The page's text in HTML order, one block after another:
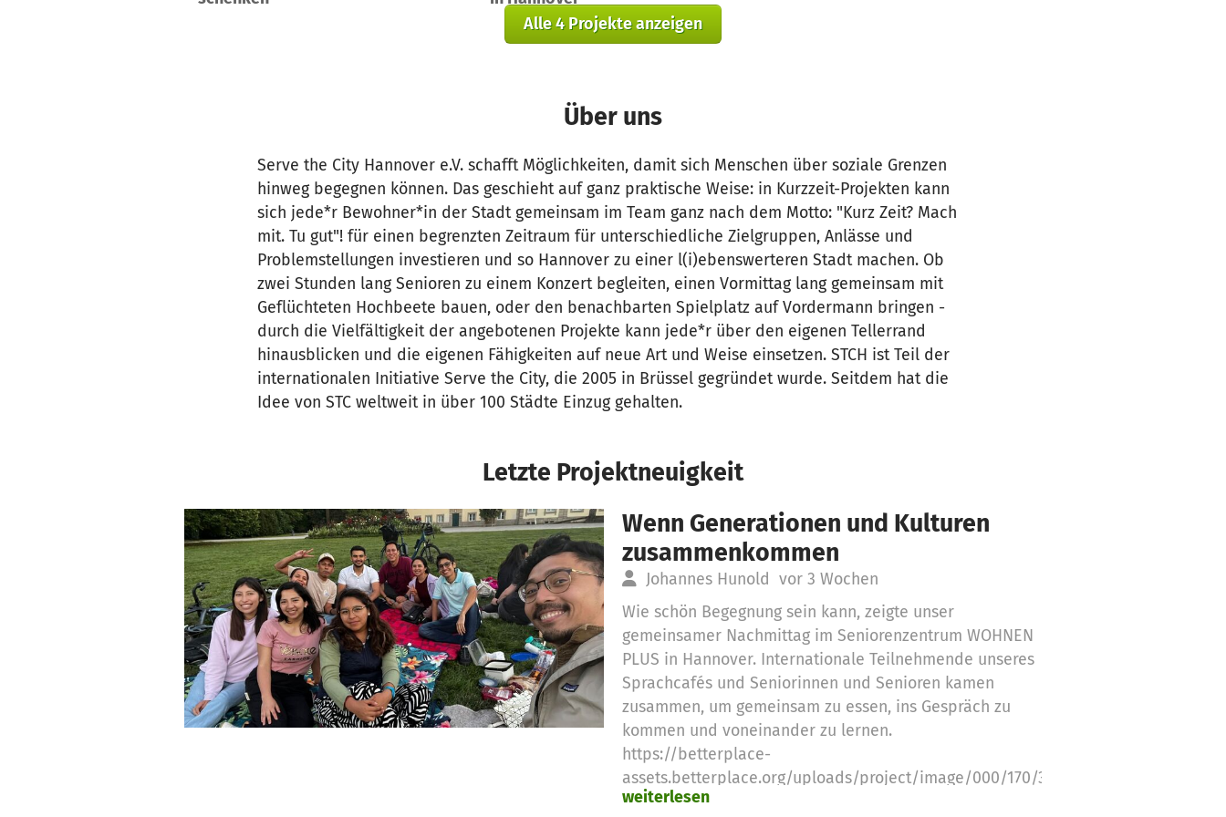
Alle 4 Projekte anzeigen
Über uns
Serve the City Hannover e.V. schafft Möglichkeiten, damit sich Menschen über soziale Grenzen
hinweg begegnen können. Das geschieht auf ganz praktische Weise: in Kurzzeit-Projekten kann
sich jede*r Bewohner*in der Stadt gemeinsam im Team ganz nach dem Motto: "Kurz Zeit? Mach
mit. Tu gut"! für einen begrenzten Zeitraum für unterschiedliche Zielgruppen, Anlässe und
Problemstellungen investieren und so Hannover zu einer l(i)ebenswerteren Stadt machen. Ob
zwei Stunden lang Senioren zu einem Konzert begleiten, einen Vormittag lang gemeinsam mit
Geflüchteten Hochbeete bauen, oder den benachbarten Spielplatz auf Vordermann bringen -
durch die Vielfältigkeit der angebotenen Projekte kann jede*r über den eigenen Tellerrand
hinausblicken und die eigenen Fähigkeiten auf neue Art und Weise einsetzen. STCH ist Teil der
internationalen Initiative Serve the City, die 2005 in Brüssel gegründet wurde. Seitdem hat die
Idee von STC weltweit in über 100 Städte Einzug gehalten.
Letzte Projektneuigkeit
Wenn Generationen und Kulturen
zusammenkommen
Johannes Hunold vor 3 Wochen
Wie schön Begegnung sein kann, zeigte unser
gemeinsamer Nachmittag im Seniorenzentrum WOHNEN
PLUS in Hannover. Internationale Teilnehmende unseres
Sprachcafés und Seniorinnen und Senioren kamen
zusammen, um gemeinsam zu essen, ins Gespräch zu
kommen und voneinander zu lernen.
https://betterplace-
assets.betterplace.org/uploads/project/image/000/170/349/394062/
weiterlesen